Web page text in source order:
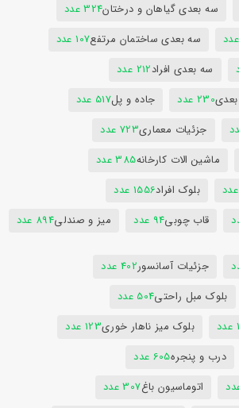
سه بعدی گیاهان و درختان324 عدد
سه بعدی ساختمان مرتفع107 عدد
سه بعدی افراد212 عدد
230 عدد جاده و پل517 عدد
جزئیات معماری723 عدد
ماشین الات کارخانه385 عدد
بلوک افراد1556 عدد
قاب چوبی94 عدد میز و صندلی894 عدد
جزئیات آسانسور402 عدد
بلوک مبل راحتی504 عدد
بلوک میز ناهار خوری123 عدد
درب و پنجره605 عدد
اتوماسیون باغ307 عدد